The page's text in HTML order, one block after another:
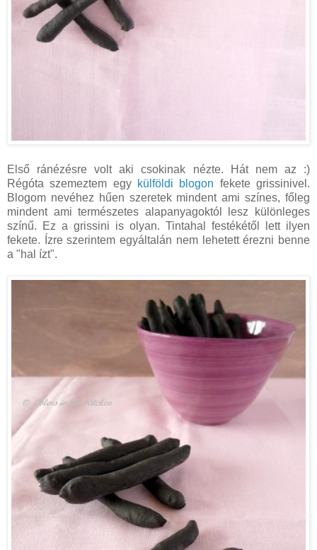
Első ránézésre volt aki csokinak nézte. Hát nem az :)
Régóta szemeztem egy külföldi blogon fekete grissinivel.
Blogom nevéhez hűen szeretek mindent ami színes, főleg
mindent ami természetes alapanyagoktól lesz különleges
színű. Ez a grissini is olyan. Tintahal festékétől lett ilyen
fekete. Ízre szerintem egyáltalán nem lehetett érezni benne
a "hal ízt".